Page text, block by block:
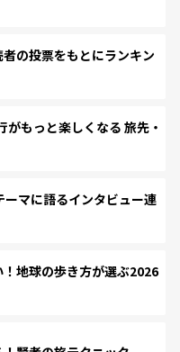
の投票をもとにランキン
もっと楽しくなる 旅先・
マに語るインタビュー連
地球の歩き方が選ぶ2026